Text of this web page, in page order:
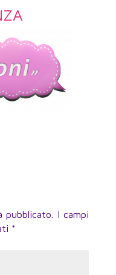
pubblicato.
I campi
*